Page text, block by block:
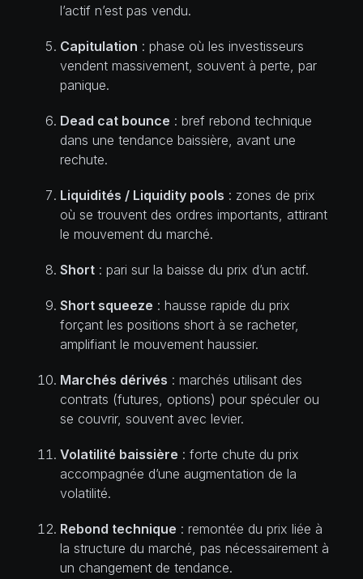
l’actif n’est pas vendu.
Capitulation : phase où les investisseurs
vendent massivement, souvent à perte, par
panique.
Dead cat bounce : bref rebond technique
dans une tendance baissière, avant une
rechute.
Liquidités / Liquidity pools : zones de prix
où se trouvent des ordres importants, attirant
le mouvement du marché.
Short : pari sur la baisse du prix d’un actif.
Short squeeze : hausse rapide du prix
forçant les positions short à se racheter,
amplifiant le mouvement haussier.
Marchés dérivés : marchés utilisant des
contrats (futures, options) pour spéculer ou
se couvrir, souvent avec levier.
Volatilité baissière : forte chute du prix
accompagnée d’une augmentation de la
volatilité.
Rebond technique : remontée du prix liée à
la structure du marché, pas nécessairement à
un changement de tendance.